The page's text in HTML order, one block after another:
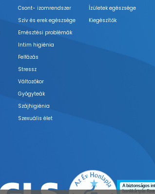
Csont- izomrendszer
Szív és erek egészsége
Emésztési problémák
Intim higiénia
Felfázás
Stressz
Változókor
Gyógyteák
Szájhigiénia
Szexuális élet
Ízületek egészsége
Kiegészítők